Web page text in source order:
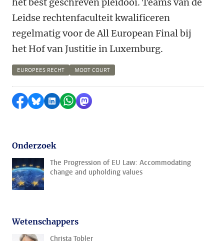
Leidse rechtenfaculteit kwalificeren
regelmatig voor de All European Final bij
het Hof van Justitie in Luxemburg.
EUROPEES RECHT MOOT COURT
Delen op Facebook
Delen via Bluesky
Delen op LinkedIn
Delen via WhatsApp
Delen via Mastodon
Onderzoek
The Progression of EU Law: Accommodating
change and upholding values
Wetenschappers
Christa Tobler